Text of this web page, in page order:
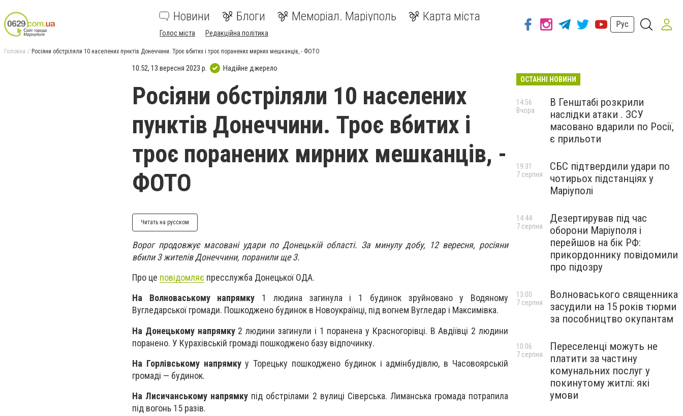
Новини Блоги Меморіал. Маріуполь Карта міста
Голос міста Редакційна політика
Рус
Головна Росіяни обстріляли 10 населених пунктів Донеччини. Троє вбитих і троє поранених мирних мешканців, - ФОТО
10:52, 13 вересня 2023 р. Надійне джерело
Росіяни обстріляли 10 населених
пунктів Донеччини. Троє вбитих і
троє поранених мирних мешканців, -
ФОТО
Читать на русском
Ворог продовжує масовані удари по Донецькій області. За минулу добу, 12 вересня, росіяни
вбили 3 жителів Донеччини, поранили ще 3.
Про це повідомляє пресслужба Донецької ОДА.
На Волноваському напрямку 1 людина загинула і 1 будинок зруйновано у Водяному
Вугледарської громади. Пошкоджено будинок в Новоукраїнці, під вогнем Вугледар і Максимівка.
На Донецькому напрямку2 людини загинули і 1 поранена у Красногорівці. В Авдіївці 2 людини
поранено. У Курахівській громаді пошкоджено базу відпочинку.
На Горлівському напрямкуу Торецьку пошкоджено будинок і адмінбудівлю, в Часовоярській
громаді — будинок.
На Лисичанському напрямку під обстрілами 2 вулиці Сіверська. Лиманська громада потрапила
під вогонь 15 разів.
ОСТАННІ НОВИНИ
В Генштабі розкрили
наслідки атаки . ЗСУ
масовано вдарили по Росії,
є прильоти
14:56
Вчора
СБС підтвердили удари по
чотирьох підстанціях у
Маріуполі
19:31
7 серпня
Дезертирував під час
оборони Маріуполя і
перейшов на бік РФ:
прикордоннику повідомили
про підозру
14:44
7 серпня
Волноваського священника
засудили на 15 років тюрми
за пособництво окупантам
13:00
7 серпня
Переселенці можуть не
платити за частину
комунальних послуг у
покинутому житлі: які
умови
10:06
7 серпня